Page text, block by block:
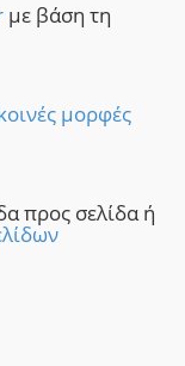
με βάση τη
μορφές
προς σελίδα ή